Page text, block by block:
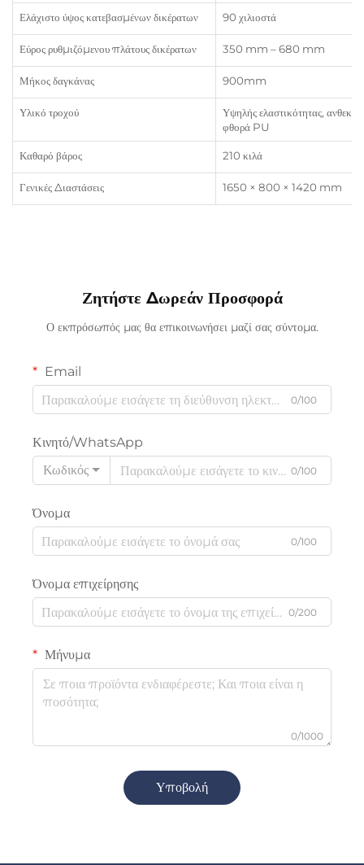
Ελάχιστο ύψος κατεβασμένων δικέρατων 90 χιλιοστά
Εύρος ρυθμιζόμενου πλάτους δικέρατων 350 mm – 680 mm
Μήκος δαγκάνας 900mm
Υλικό τροχού
Υψηλής ελαστικότητας,
φθορά PU
Καθαρό βάρος 210 κιλά
Γενικές Διαστάσεις 1650 × 800 × 1420 mm
Ζητήστε Δωρεάν Προσφορά
Ο εκπρόσωπός μας θα επικοινωνήσει μαζί σας σύντομα.
Email
0/100
Κινητό/WhatsApp
Κωδικός
0/100
Όνομα
0/100
Όνομα επιχείρησης
0/200
Μήνυμα
0/1000
Υποβολή